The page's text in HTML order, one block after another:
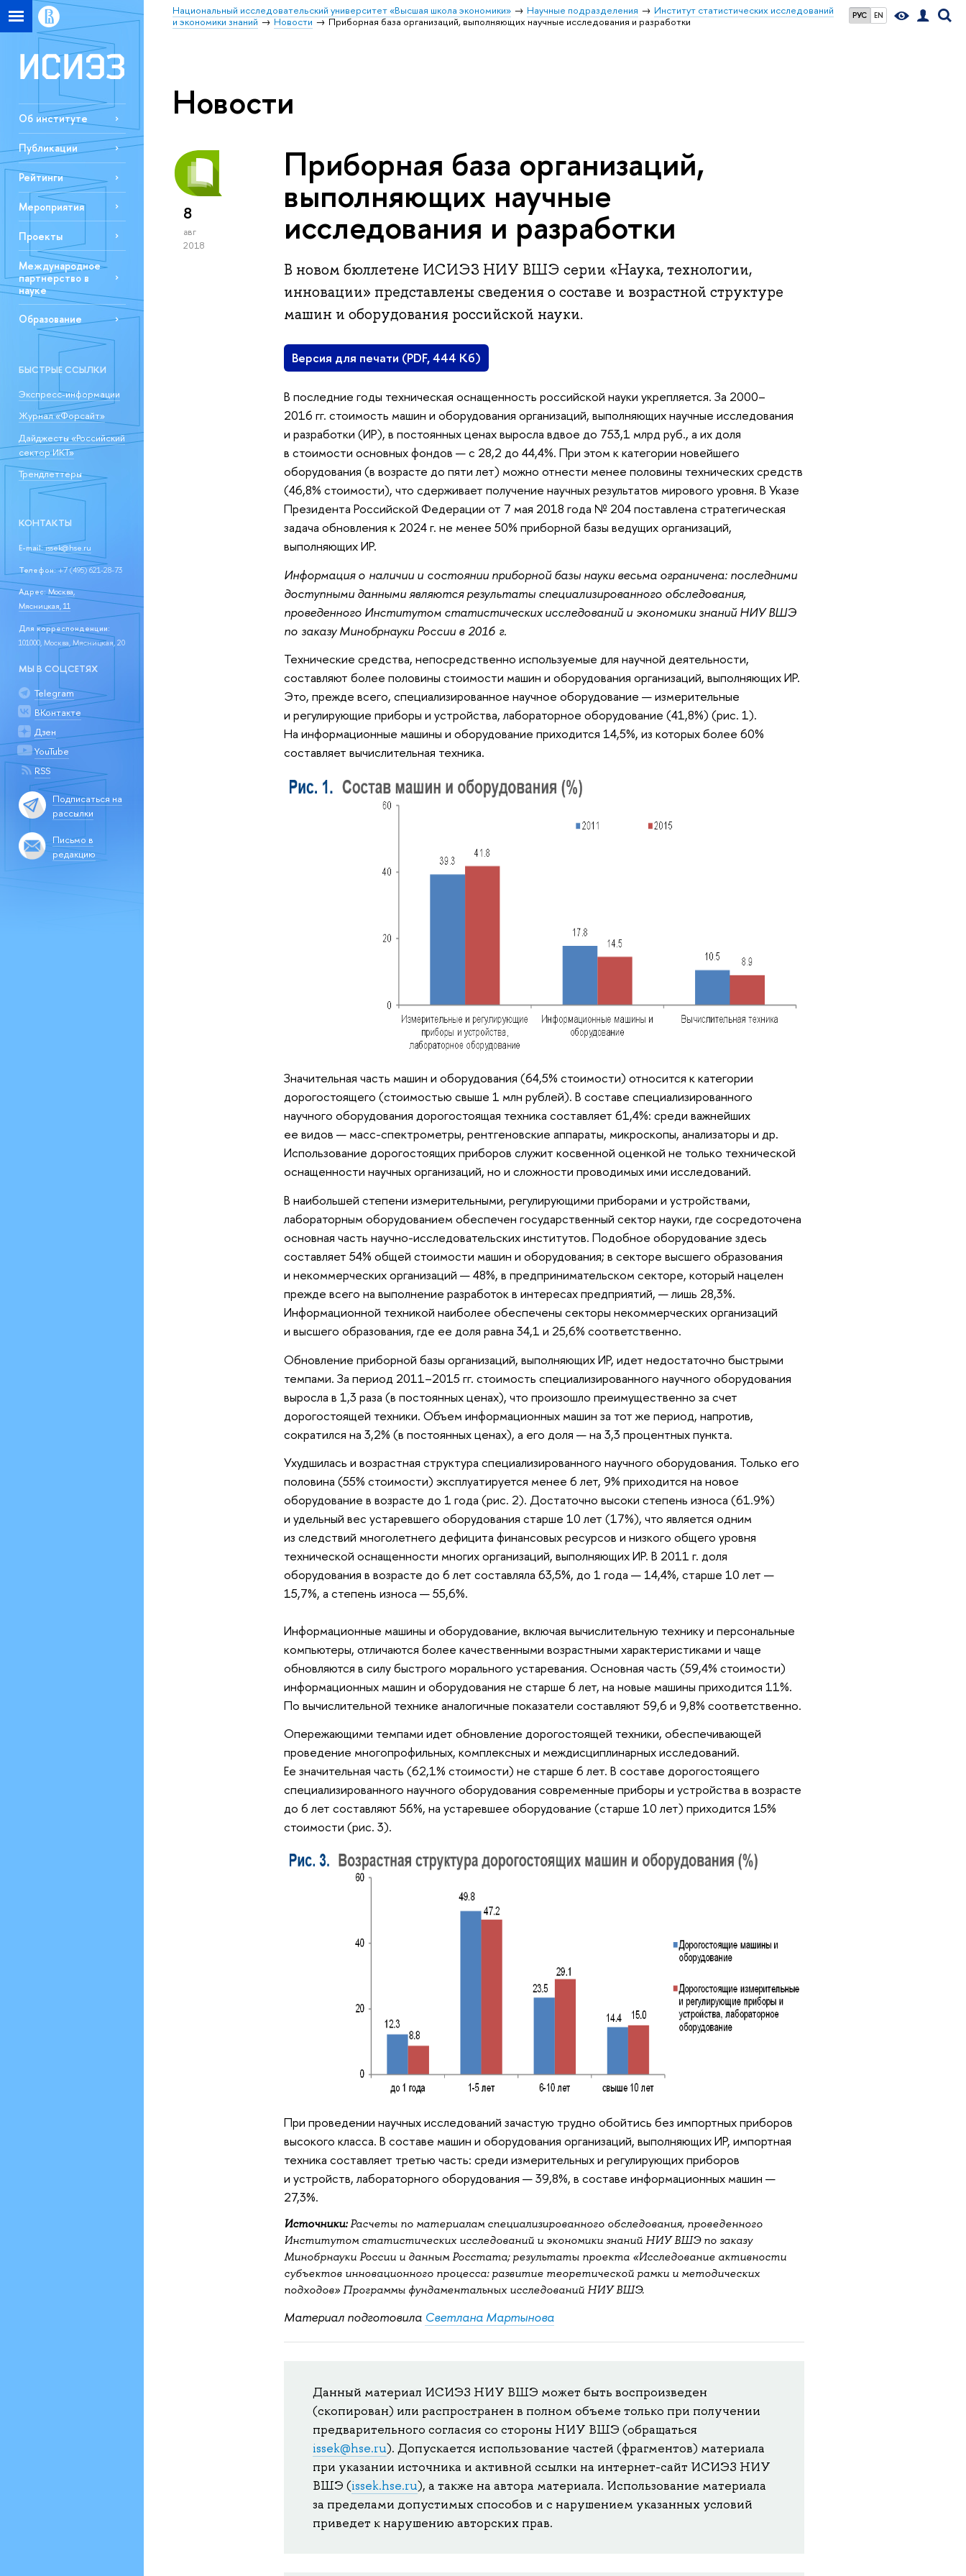
РУС EN
Национальный исследовательский университет «Высшая школа экономики» Научные подразделения
Институт статистических исследований
и экономики знаний
Новости Приборная база организаций, выполняющих научные исследования и разработки
Об институте
Публикации
Рейтинги
Мероприятия
Проекты
Международное
партнерство в
науке
Образование
БЫСТРЫЕ ССЫЛКИ
Экспресс-информации
Журнал «Форсайт»
Дайджесты «Российский
сектор ИКТ»
Трендлеттеры
КОНТАКТЫ
E-mail:issek@hse.ru
Телефон:+7 (495) 621-28-73
Адрес: Москва,
Мясницкая, 11
Для корреспонденции:
101000, Москва, Мясницкая, 20
МЫ В СОЦСЕТЯХ
Telegram
ВКонтакте
Дзен
YouTube
RSS
Подписаться на
рассылки
Письмо в
редакцию
Новости
8
авг
2018
Приборная база организаций,
выполняющих научные
исследования и разработки
В новом бюллетене ИСИЭЗ НИУ ВШЭ серии «Наука, технологии,
инновации» представлены сведения о составе и возрастной структуре
машин и оборудования российской науки.
Версия для печати (PDF, 444 Кб)
В последние годы техническая оснащенность российской науки укрепляется. За 2000–
2016 гг. стоимость машин и оборудования организаций, выполняющих научные исследования
и разработки (ИР), в постоянных ценах выросла вдвое до 753,1 млрд руб., а их доля
в стоимости основных фондов — с 28,2 до 44,4%. При этом к категории новейшего
оборудования (в возрасте до пяти лет) можно отнести менее половины технических средств
(46,8% стоимости), что сдерживает получение научных результатов мирового уровня. В Указе
Президента Российской Федерации от 7 мая 2018 года № 204 поставлена стратегическая
задача обновления к 2024 г. не менее 50% приборной базы ведущих организаций,
выполняющих ИР.
Информация о наличии и состоянии приборной базы науки весьма ограничена: последними
доступными данными являются результаты специализированного обследования,
проведенного Институтом статистических исследований и экономики знаний НИУ ВШЭ
по заказу Минобрнауки России в 2016 г.
Технические средства, непосредственно используемые для научной деятельности,
составляют более половины стоимости машин и оборудования организаций, выполняющих ИР.
Это, прежде всего, специализированное научное оборудование — измерительные
и регулирующие приборы и устройства, лабораторное оборудование (41,8%) (рис. 1).
На информационные машины и оборудование приходится 14,5%, из которых более 60%
составляет вычислительная техника.
Значительная часть машин и оборудования (64,5% стоимости) относится к категории
дорогостоящего (стоимостью свыше 1 млн рублей). В составе специализированного
научного оборудования дорогостоящая техника составляет 61,4%: среди важнейших
ее видов — масс-спектрометры, рентгеновские аппараты, микроскопы, анализаторы и др.
Использование дорогостоящих приборов служит косвенной оценкой не только технической
оснащенности научных организаций, но и сложности проводимых ими исследований.
В наибольшей степени измерительными, регулирующими приборами и устройствами,
лабораторным оборудованием обеспечен государственный сектор науки, где сосредоточена
основная часть научно-исследовательских институтов. Подобное оборудование здесь
составляет 54% общей стоимости машин и оборудования; в секторе высшего образования
и некоммерческих организаций — 48%, в предпринимательском секторе, который нацелен
прежде всего на выполнение разработок в интересах предприятий, — лишь 28,3%.
Информационной техникой наиболее обеспечены секторы некоммерческих организаций
и высшего образования, где ее доля равна 34,1 и 25,6% соответственно.
Обновление приборной базы организаций, выполняющих ИР, идет недостаточно быстрыми
темпами. За период 2011–2015 гг. стоимость специализированного научного оборудования
выросла в 1,3 раза (в постоянных ценах), что произошло преимущественно за счет
дорогостоящей техники. Объем информационных машин за тот же период, напротив,
сократился на 3,2% (в постоянных ценах), а его доля — на 3,3 процентных пункта.
Ухудшилась и возрастная структура специализированного научного оборудования. Только его
половина (55% стоимости) эксплуатируется менее 6 лет, 9% приходится на новое
оборудование в возрасте до 1 года (рис. 2). Достаточно высоки степень износа (61.9%)
и удельный вес устаревшего оборудования старше 10 лет (17%), что является одним
из следствий многолетнего дефицита финансовых ресурсов и низкого общего уровня
технической оснащенности многих организаций, выполняющих ИР. В 2011 г. доля
оборудования в возрасте до 6 лет составляла 63,5%, до 1 года — 14,4%, старше 10 лет —
15,7%, а степень износа — 55,6%.
Информационные машины и оборудование, включая вычислительную технику и персональные
компьютеры, отличаются более качественными возрастными характеристиками и чаще
обновляются в силу быстрого морального устаревания. Основная часть (59,4% стоимости)
информационных машин и оборудования не старше 6 лет, на новые машины приходится 11%.
По вычислительной технике аналогичные показатели составляют 59,6 и 9,8% соответственно.
Опережающими темпами идет обновление дорогостоящей техники, обеспечивающей
проведение многопрофильных, комплексных и междисциплинарных исследований.
Ее значительная часть (62,1% стоимости) не старше 6 лет. В составе дорогостоящего
специализированного научного оборудования современные приборы и устройства в возрасте
до 6 лет составляют 56%, на устаревшее оборудование (старше 10 лет) приходится 15%
стоимости (рис. 3).
При проведении научных исследований зачастую трудно обойтись без импортных приборов
высокого класса. В составе машин и оборудования организаций, выполняющих ИР, импортная
техника составляет третью часть: среди измерительных и регулирующих приборов
и устройств, лабораторного оборудования — 39,8%, в составе информационных машин —
27,3%.
Источники:Расчеты по материалам специализированного обследования, проведенного
Институтом статистических исследований и экономики знаний НИУ ВШЭ по заказу
Минобрнауки России и данным Росстата; результаты проекта «Исследование активности
субъектов инновационного процесса: развитие теоретической рамки и методических
подходов» Программы фундаментальных исследований НИУ ВШЭ.
Материал подготовила Светлана Мартынова
Данный материал ИСИЭЗ НИУ ВШЭ может быть воспроизведен
(скопирован) или распространен в полном объеме только при получении
предварительного согласия со стороны НИУ ВШЭ (обращаться
issek@hse.ru). Допускается использование частей (фрагментов) материала
при указании источника и активной ссылки на интернет-сайт ИСИЭЗ НИУ
ВШЭ (issek.hse.ru), а также на автора материала. Использование материала
за пределами допустимых способов и с нарушением указанных условий
приведет к нарушению авторских прав.